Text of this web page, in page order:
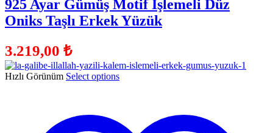
925 Ayar Gümüş Motif İşlemeli Düz
Oniks Taşlı Erkek Yüzük
3.219,00 ₺
Hızlı Görünüm Select options